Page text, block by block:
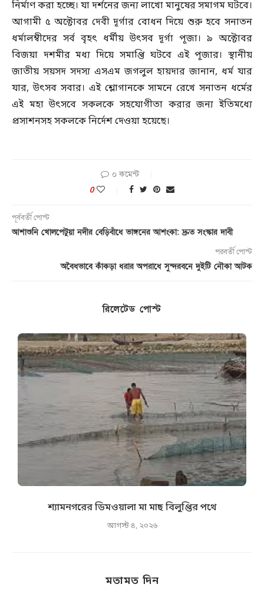
নির্মাণ করা হচ্ছে। যা দর্শনের জন্য লাখো মানুষের সমাগম ঘটবে।
আগামী ৫ অক্টোবর দেবী দূর্গার বোধন দিয়ে শুরু হবে সনাতন
ধর্মালম্বীদের সর্ব বৃহৎ ধর্মীয় উৎসব দূর্গা পূজা। ৯ অক্টোবর
বিজয়া দশমীর মধ্য দিয়ে সমাপ্তি ঘটবে এই পূজার। স্থানীয়
জাতীয় সয়সদ সদস্য এসএম জগলুল হায়দার জানান, ধর্ম যার
যার, উৎসব সবার। এই শ্লোগানকে সামনে রেখে সনাতন ধর্মের
এই মহা উৎসবে সকলকে সহযোগীতা করার জন্য ইতিমধ্যে
প্রসাশনসহ সকলকে নির্দেশ দেওয়া হয়েছে।
০ কমেন্ট
0
পূর্ববর্তী পোস্ট
আশাশুনি খোলপেটুয়া নদীর বেড়িবাঁধে ভাঙ্গনের আশংকা: দ্রুত সংস্কার দাবী
পরবর্তী পোস্ট
অবৈধভাবে কাঁকড়া ধরার অপরাধে সুন্দরবনে দুইটি নৌকা আটক
রিলেটেড পোস্ট
শ্যামনগরের ডিমওয়ালা মা মাছ বিলুপ্তির পথে
আগস্ট ৪, ২০২৬
মতামত দিন